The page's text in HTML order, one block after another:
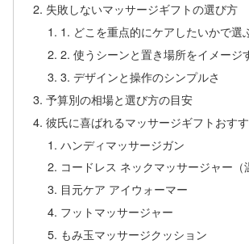
失敗しないマッサージギフトの選び方
1. どこを重点的にケアしたいかで選
2. 使うシーンと置き場所をイメージ
3. デザインと操作のシンプルさ
予算別の相場と選び方の目安
彼氏に喜ばれるマッサージギフトおす
ハンディマッサージガン
コードレス ネックマッサージャー（
目元ケア アイウォーマー
フットマッサージャー
もみ玉マッサージクッション